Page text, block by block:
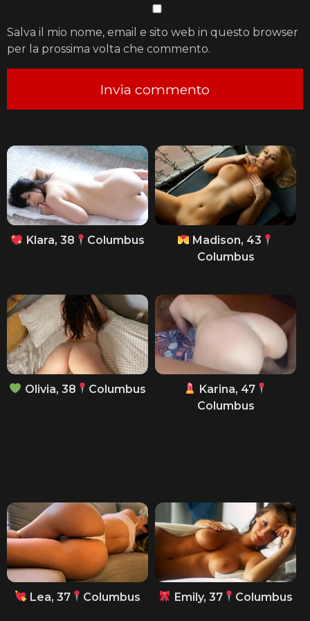
Salva il mio nome, email e sito web in questo browser
per la prossima volta che commento.
Klara, 38 Columbus
Madison, 43
Columbus
Olivia, 38 Columbus
Karina, 47
Columbus
Lea, 37 Columbus Emily, 37 Columbus